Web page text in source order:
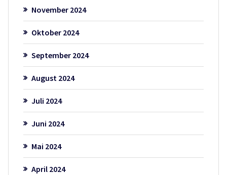
November 2024
Oktober 2024
September 2024
August 2024
Juli 2024
Juni 2024
Mai 2024
April 2024